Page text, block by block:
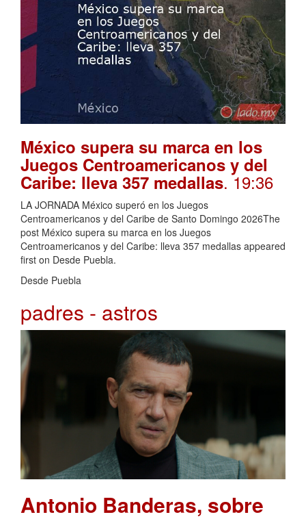
México supera su marca en los
Juegos Centroamericanos y del
Caribe: lleva 357 medallas. 19:36
LA JORNADA México superó en los Juegos
Centroamericanos y del Caribe de Santo Domingo 2026The
post México supera su marca en los Juegos
Centroamericanos y del Caribe: lleva 357 medallas appeared
first on Desde Puebla.
Desde Puebla
padres - astros
Antonio Banderas, sobre